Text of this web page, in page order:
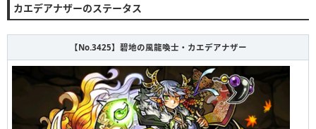
カエデアナザーのステータス
【No.3425】碧地の風龍喚士・カエデアナザー